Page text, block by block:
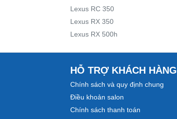
Lexus RC 350
Lexus RX 350
Lexus RX 500h
HỖ TRỢ KHÁCH HÀNG
Chính sách và quy định chung
Điều khoản salon
Chính sách thanh toán